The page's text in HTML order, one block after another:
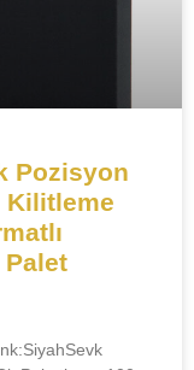
Pozisyon
Kilitleme
Palet